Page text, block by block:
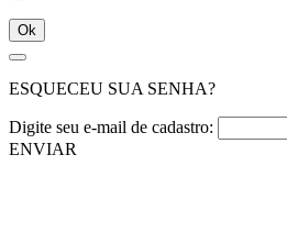
Ok
ESQUECEU SUA SENHA?
Digite seu e-mail de cadastro:
ENVIAR